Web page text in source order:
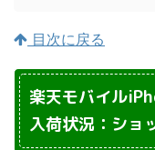
目次に戻る
楽天モバイル
入荷状況：ショ